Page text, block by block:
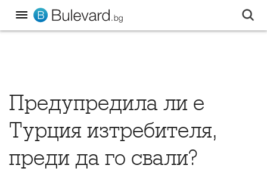
Предупредила ли е
Турция изтребителя,
преди да го свали?